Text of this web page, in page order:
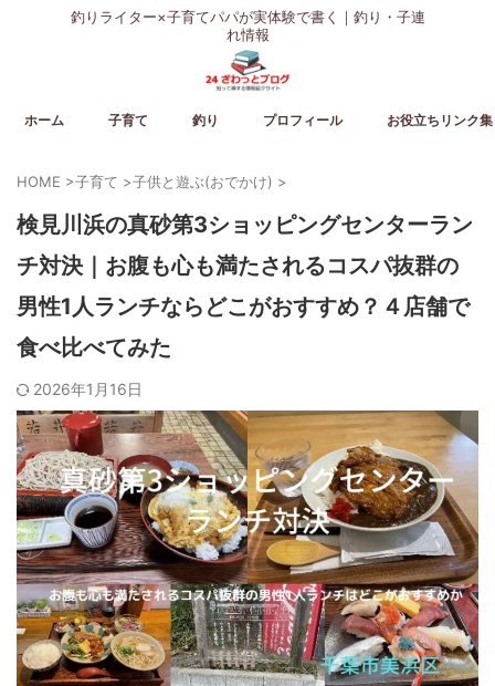
釣りライター×子育てパパが実体験で書く｜釣り・子連
れ情報
ホーム 子育て 釣り プロフィール お役立ちリンク集
HOME >子育て >子供と遊ぶ(おでかけ) >
検見川浜の真砂第3ショッピングセンターラン
チ対決｜お腹も心も満たされるコスパ抜群の
男性1人ランチならどこがおすすめ？４店舗で
食べ比べてみた
2026年1月16日